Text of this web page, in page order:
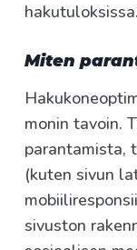
hakutuloksissa.
Miten
monin tavoin.
parantamista,
(kuten sivun
sivuston